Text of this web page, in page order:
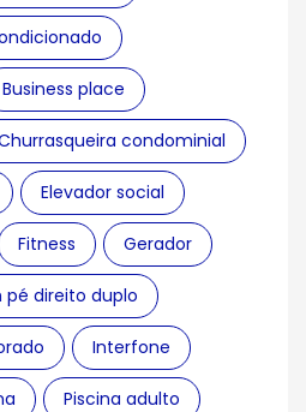
Business place
condominial
Elevador social
Fitness Gerador
direito duplo
Interfone
Piscina adulto